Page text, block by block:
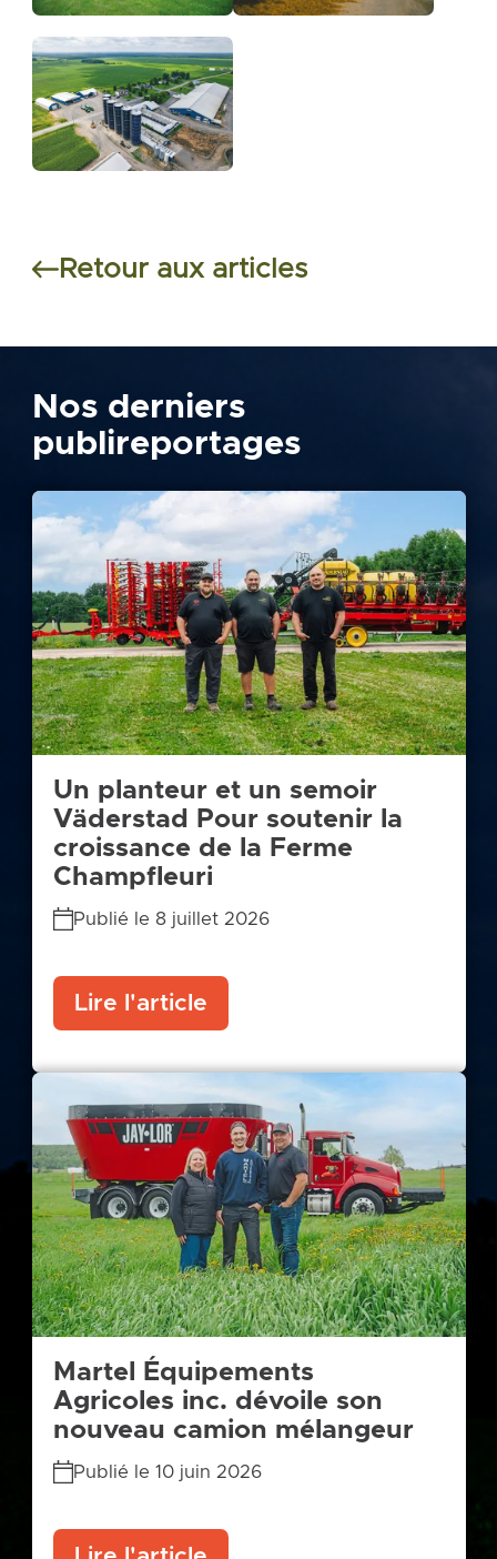
Retour aux articles
Nos derniers
publireportages
Un planteur et un semoir
Väderstad Pour soutenir la
croissance de la Ferme
Champfleuri
Publié le 8 juillet 2026
Lire l'article
Martel Équipements
Agricoles inc. dévoile son
nouveau camion mélangeur
Publié le 10 juin 2026